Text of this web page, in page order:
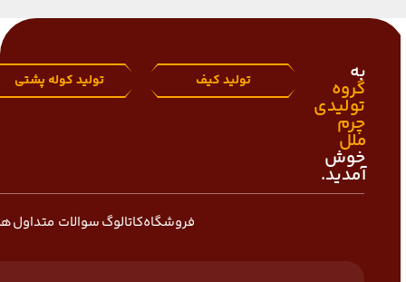
به
گروه
تولیدی
چرم
ملل
خوش
آمدید.
تولید کیف تولید کوله پشتی
فروشگاهکاتالوگسوالات متداول